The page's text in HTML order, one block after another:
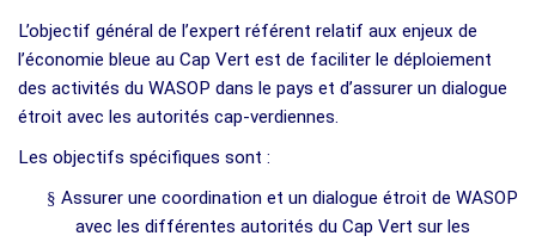
L’objectif général de l’expert référent relatif aux enjeux de
l’économie bleue au Cap Vert est de faciliter le déploiement
des activités du WASOP dans le pays et d’assurer un dialogue
étroit avec les autorités cap-verdiennes.
Les objectifs spécifiques sont :
§ Assurer une coordination et un dialogue étroit de WASOP
avec les différentes autorités du Cap Vert sur les